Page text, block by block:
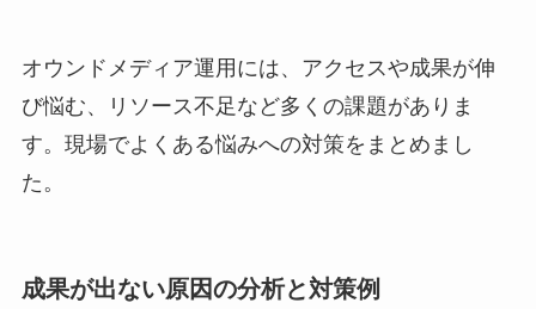
オウンドメディア運用には、アクセスや成果が伸
び悩む、リソース不足など多くの課題がありま
す。現場でよくある悩みへの対策をまとめまし
た。
成果が出ない原因の分析と対策例